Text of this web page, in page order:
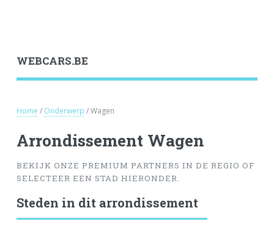
WEBCARS.BE
Home / Onderwerp / Wagen
Arrondissement Wagen
BEKIJK ONZE PREMIUM PARTNERS IN DE REGIO OF
SELECTEER EEN STAD HIERONDER.
Steden in dit arrondissement